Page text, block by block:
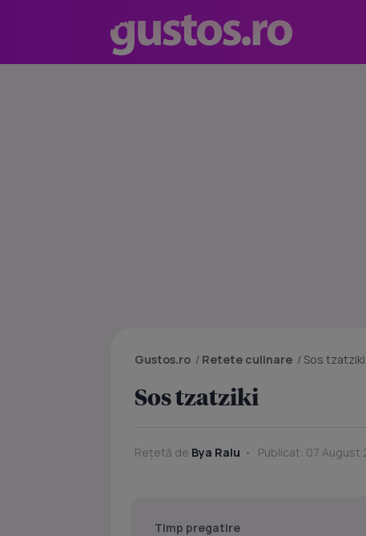
Gustos.ro / Retete culinare /Sos tzatziki
Sos tzatziki
Rețetă de Bya Ralu Publicat: 07 August
Timp pregatire